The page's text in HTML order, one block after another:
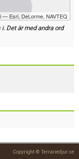
— Esri, DeLorme, NAVTEQ
Det är med andra ord
Copyright © Terrariedjur.se